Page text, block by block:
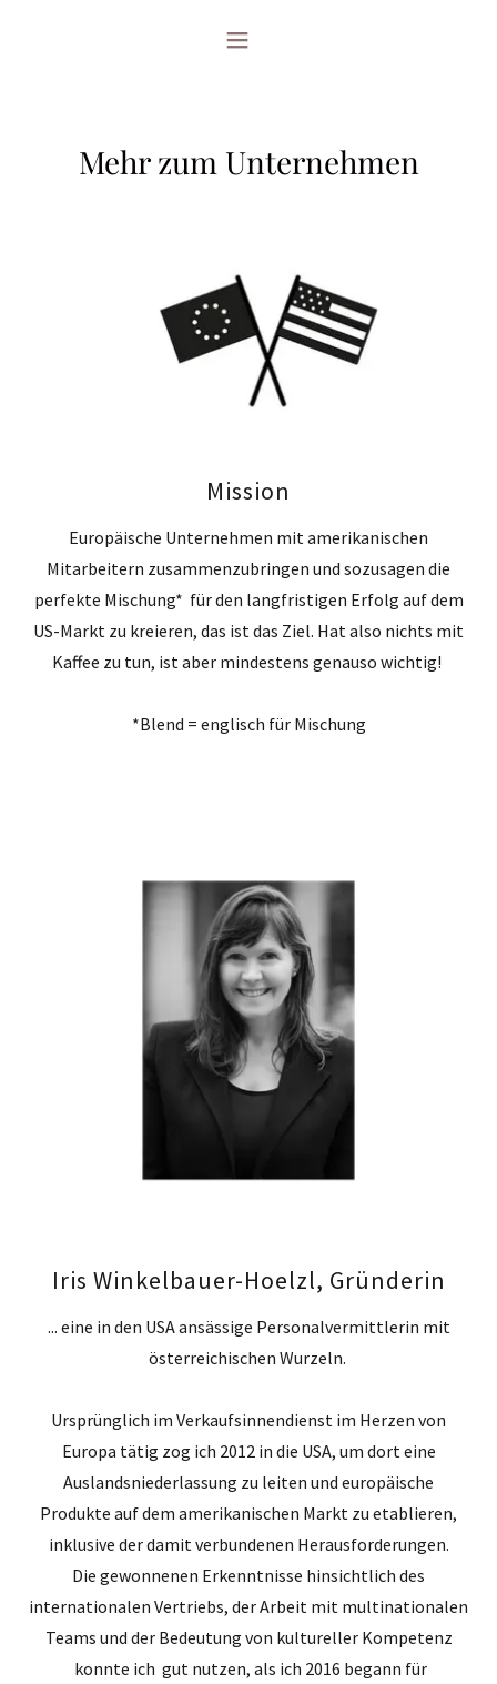
Mehr zum Unternehmen
Mission
Europäische Unternehmen mit amerikanischen
Mitarbeitern zusammenzubringen und sozusagen die
perfekte Mischung* für den langfristigen Erfolg auf dem
US-Markt zu kreieren, das ist das Ziel. Hat also nichts mit
Kaffee zu tun, ist aber mindestens genauso wichtig!
*Blend = englisch für Mischung
Iris Winkelbauer-Hoelzl, Gründerin
... eine in den USA ansässige Personalvermittlerin mit
österreichischen Wurzeln.
Ursprünglich im Verkaufsinnendienst im Herzen von
Europa tätig zog ich 2012 in die USA, um dort eine
Auslandsniederlassung zu leiten und europäische
Produkte auf dem amerikanischen Markt zu etablieren,
inklusive der damit verbundenen Herausforderungen.
Die gewonnenen Erkenntnisse hinsichtlich des
internationalen Vertriebs, der Arbeit mit multinationalen
Teams und der Bedeutung von kultureller Kompetenz
konnte ich gut nutzen, als ich 2016 begann für